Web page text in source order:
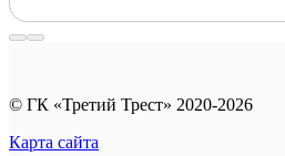
© ГК «Третий Трест» 2020-2026
Карта сайта